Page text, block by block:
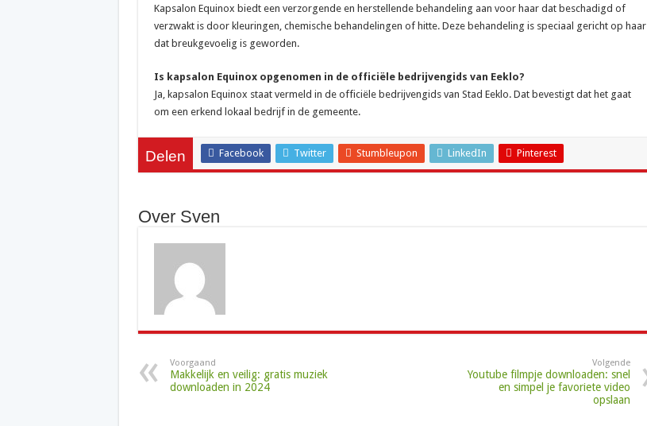
Kapsalon Equinox biedt een verzorgende en herstellende behandeling aan voor haar dat beschadigd of
verzwakt is door kleuringen, chemische behandelingen of hitte. Deze behandeling is speciaal gericht op haar
dat breukgevoelig is geworden.
Is kapsalon Equinox opgenomen in de officiële bedrijvengids van Eeklo?
Ja, kapsalon Equinox staat vermeld in de officiële bedrijvengids van Stad Eeklo. Dat bevestigt dat het gaat
om een erkend lokaal bedrijf in de gemeente.
Delen Facebook Twitter Stumbleupon LinkedIn Pinterest
Over Sven
Voorgaand
Makkelijk en veilig: gratis muziek
downloaden in 2024
Volgende
Youtube filmpje downloaden: snel
en simpel je favoriete video
opslaan